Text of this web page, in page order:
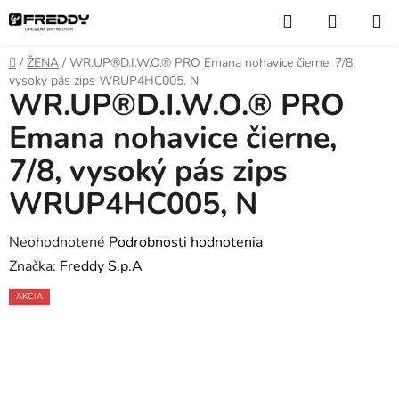
Prejsť
na
obsah
Hľadať
KOŠÍK
Domov
/ ŽENA / WR.UP®D.I.W.O.® PRO Emana nohavice čierne, 7/8,
vysoký pás zips WRUP4HC005, N
WR.UP®D.I.W.O.® PRO
Emana nohavice čierne,
7/8, vysoký pás zips
WRUP4HC005, N
Priemerné
hodnotenie
produktu
Neohodnotené Podrobnosti hodnotenia
Značka: Freddy S.p.A
AKCIA